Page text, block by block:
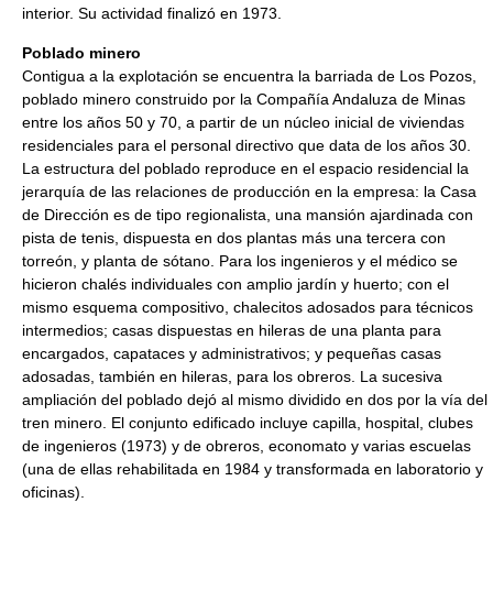
interior. Su actividad finalizó en 1973.
Poblado minero
Contigua a la explotación se encuentra la barriada de Los Pozos,
poblado minero construido por la Compañía Andaluza de Minas
entre los años 50 y 70, a partir de un núcleo inicial de viviendas
residenciales para el personal directivo que data de los años 30.
La estructura del poblado reproduce en el espacio residencial la
jerarquía de las relaciones de producción en la empresa: la Casa
de Dirección es de tipo regionalista, una mansión ajardinada con
pista de tenis, dispuesta en dos plantas más una tercera con
torreón, y planta de sótano. Para los ingenieros y el médico se
hicieron chalés individuales con amplio jardín y huerto; con el
mismo esquema compositivo, chalecitos adosados para técnicos
intermedios; casas dispuestas en hileras de una planta para
encargados, capataces y administrativos; y pequeñas casas
adosadas, también en hileras, para los obreros. La sucesiva
ampliación del poblado dejó al mismo dividido en dos por la vía del
tren minero. El conjunto edificado incluye capilla, hospital, clubes
de ingenieros (1973) y de obreros, economato y varias escuelas
(una de ellas rehabilitada en 1984 y transformada en laboratorio y
oficinas).